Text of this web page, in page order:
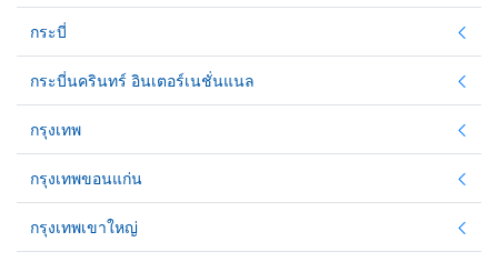
กระบี่
กระบี่นครินทร์ อินเตอร์เนชั่นแนล
กรุงเทพ
กรุงเทพขอนแก่น
กรุงเทพเขาใหญ่